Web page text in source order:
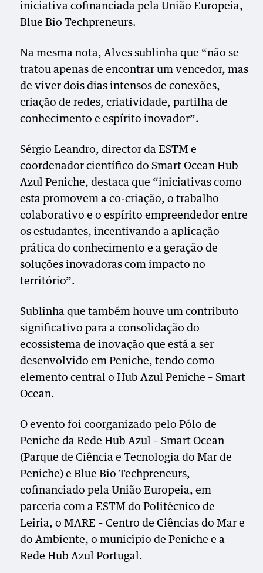
iniciativa cofinanciada pela União Europeia,
Blue Bio Techpreneurs.
Na mesma nota, Alves sublinha que “não se
tratou apenas de encontrar um vencedor, mas
de viver dois dias intensos de conexões,
criação de redes, criatividade, partilha de
conhecimento e espírito inovador”.
Sérgio Leandro, director da ESTM e
coordenador científico do Smart Ocean Hub
Azul Peniche, destaca que “iniciativas como
esta promovem a co-criação, o trabalho
colaborativo e o espírito empreendedor entre
os estudantes, incentivando a aplicação
prática do conhecimento e a geração de
soluções inovadoras com impacto no
território”.
Sublinha que também houve um contributo
significativo para a consolidação do
ecossistema de inovação que está a ser
desenvolvido em Peniche, tendo como
elemento central o Hub Azul Peniche – Smart
Ocean.
O evento foi coorganizado pelo Pólo de
Peniche da Rede Hub Azul – Smart Ocean
(Parque de Ciência e Tecnologia do Mar de
Peniche) e Blue Bio Techpreneurs,
cofinanciado pela União Europeia, em
parceria com a ESTM do Politécnico de
Leiria, o MARE – Centro de Ciências do Mar e
do Ambiente, o município de Peniche e a
Rede Hub Azul Portugal.